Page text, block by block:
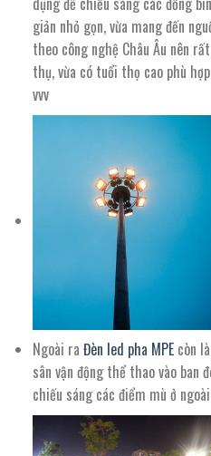
giản nhỏ gọn, vừa mang đến
theo công nghệ Châu Âu nên
thụ, vừa có tuổi thọ cao phù
vvv
Ngoài ra Đèn led pha MPE còn
sân vận động thể thao vào ban
chiếu sáng các điểm mù ở